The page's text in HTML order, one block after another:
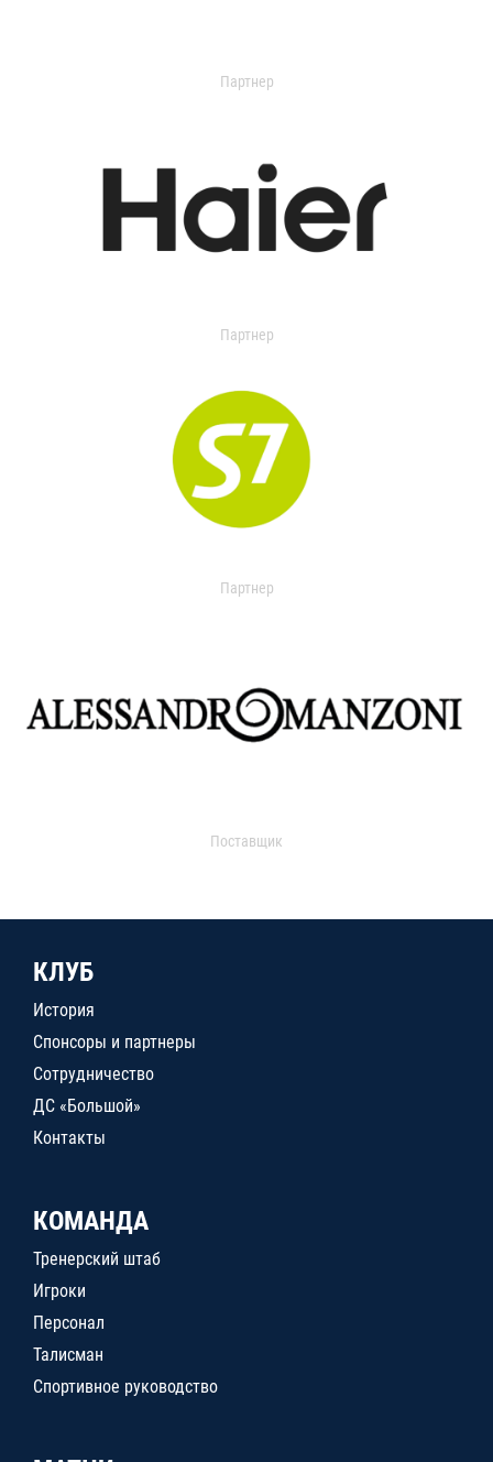
Партнер
Партнер
Партнер
Поставщик
КЛУБ
История
Спонсоры и партнеры
Сотрудничество
ДС «Большой»
Контакты
КОМАНДА
Тренерский штаб
Игроки
Персонал
Талисман
Спортивное руководство